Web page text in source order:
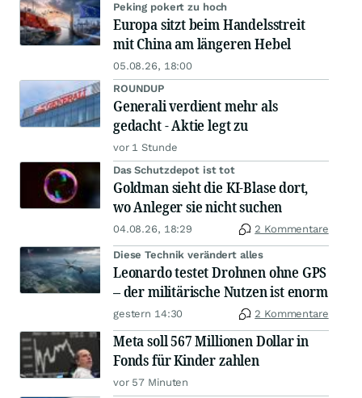
Peking pokert zu hoch
Europa sitzt beim Handelsstreit
mit China am längeren Hebel
05.08.26, 18:00
ROUNDUP
Generali verdient mehr als
gedacht - Aktie legt zu
vor 1 Stunde
Das Schutzdepot ist tot
Goldman sieht die KI-Blase dort,
wo Anleger sie nicht suchen
04.08.26, 18:29 2 Kommentare
Diese Technik verändert alles
Leonardo testet Drohnen ohne GPS
– der militärische Nutzen ist enorm
gestern 14:30 2 Kommentare
Meta soll 567 Millionen Dollar in
Fonds für Kinder zahlen
vor 57 Minuten